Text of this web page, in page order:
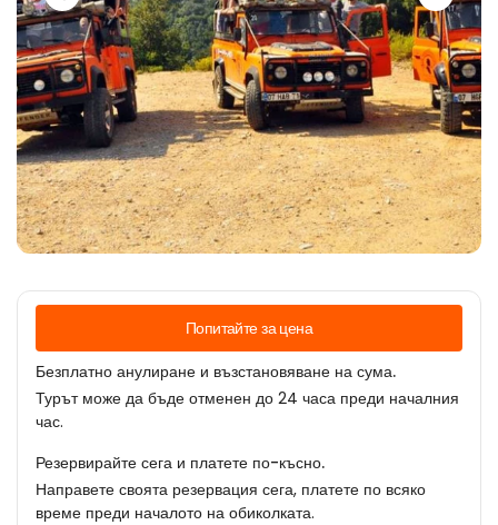
Попитайте за цена
Безплатно анулиране и възстановяване на сума.
Турът може да бъде отменен до 24 часа преди началния
час.
Резервирайте сега и платете по-късно.
Направете своята резервация сега, платете по всяко
време преди началото на обиколката.